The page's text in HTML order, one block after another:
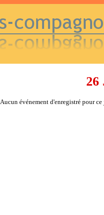
26
Aucun événement d'enregistré pour